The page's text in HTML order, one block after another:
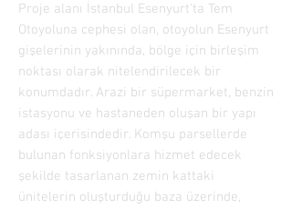
Proje alanı İstanbul Esenyurt'ta Tem
Otoyoluna cephesi olan, otoyolun Esenyurt
gişelerinin yakınında, bölge için birleşim
noktası olarak nitelendirilecek bir
konumdadır. Arazi bir süpermarket, benzin
istasyonu ve hastaneden oluşan bir yapı
adası içerisindedir. Komşu parsellerde
bulunan fonksiyonlara hizmet edecek
şekilde tasarlanan zemin kattaki
ünitelerin oluşturduğu baza üzerinde,